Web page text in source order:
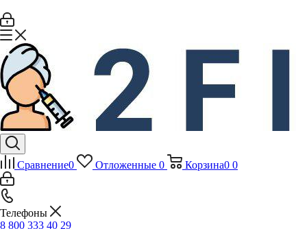
Сравнение0 Отложенные 0 Корзина0 0
Телефоны
8 800 333 40 29